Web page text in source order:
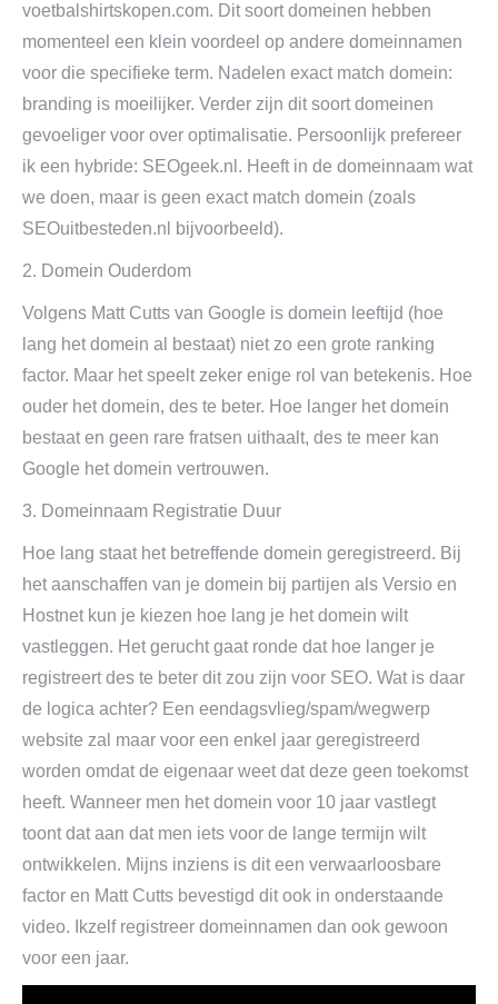
voetbalshirtskopen.com. Dit soort domeinen hebben
momenteel een klein voordeel op andere domeinnamen
voor die specifieke term. Nadelen exact match domein:
branding is moeilijker. Verder zijn dit soort domeinen
gevoeliger voor over optimalisatie. Persoonlijk prefereer
ik een hybride: SEOgeek.nl. Heeft in de domeinnaam wat
we doen, maar is geen exact match domein (zoals
SEOuitbesteden.nl bijvoorbeeld).
2. Domein Ouderdom
Volgens Matt Cutts van Google is domein leeftijd (hoe
lang het domein al bestaat) niet zo een grote ranking
factor. Maar het speelt zeker enige rol van betekenis. Hoe
ouder het domein, des te beter. Hoe langer het domein
bestaat en geen rare fratsen uithaalt, des te meer kan
Google het domein vertrouwen.
3. Domeinnaam Registratie Duur
Hoe lang staat het betreffende domein geregistreerd. Bij
het aanschaffen van je domein bij partijen als Versio en
Hostnet kun je kiezen hoe lang je het domein wilt
vastleggen. Het gerucht gaat ronde dat hoe langer je
registreert des te beter dit zou zijn voor SEO. Wat is daar
de logica achter? Een eendagsvlieg/spam/wegwerp
website zal maar voor een enkel jaar geregistreerd
worden omdat de eigenaar weet dat deze geen toekomst
heeft. Wanneer men het domein voor 10 jaar vastlegt
toont dat aan dat men iets voor de lange termijn wilt
ontwikkelen. Mijns inziens is dit een verwaarloosbare
factor en Matt Cutts bevestigd dit ook in onderstaande
video. Ikzelf registreer domeinnamen dan ook gewoon
voor een jaar.